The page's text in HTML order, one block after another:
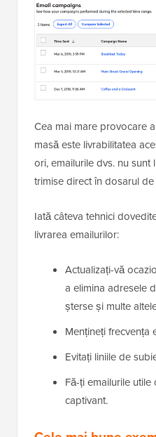
Cea mai mare provocare
masă este livrabilitatea
ori, emailurile dvs. nu sunt
trimise direct în dosarul
Iată câteva tehnici
livrarea emailurilor:
Actualizați-vă
a elimina adresele
șterse și multe
Mențineți frecvența
Evitați liniile de
Fă-ți emailurile
captivant.